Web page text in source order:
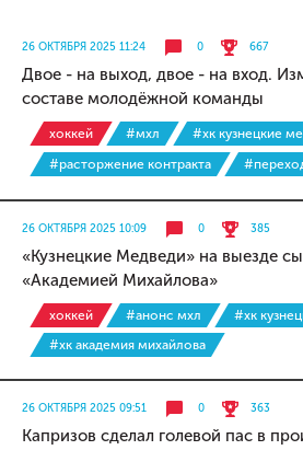
26 ОКТЯБРЯ 2025 11:24 0 667
Двое - на выход, двое - на вход.
составе молодёжной команды
хоккей #мхл
#хк кузнецкие
#расторжение контракта
26 ОКТЯБРЯ 2025 10:09 0 385
«Кузнецкие Медведи» на выезде
«Академией Михайлова»
хоккей #анонс мхл
#хк
#хк академия михайлова
26 ОКТЯБРЯ 2025 09:51 0 363
Капризов сделал голевой пас в